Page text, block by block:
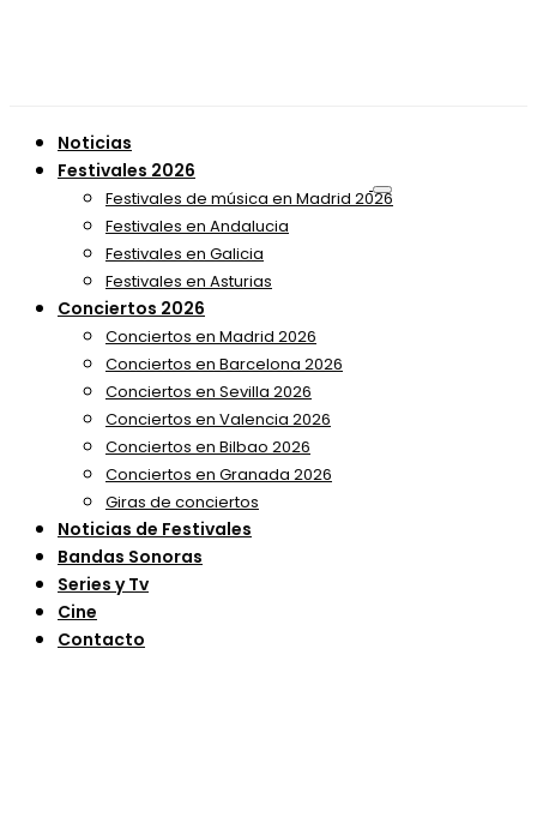
Noticias
Festivales 2026
Festivales de música en Madrid 2026
Festivales en Andalucia
Festivales en Galicia
Festivales en Asturias
Conciertos 2026
Conciertos en Madrid 2026
Conciertos en Barcelona 2026
Conciertos en Sevilla 2026
Conciertos en Valencia 2026
Conciertos en Bilbao 2026
Conciertos en Granada 2026
Giras de conciertos
Noticias de Festivales
Bandas Sonoras
Series y Tv
Cine
Contacto